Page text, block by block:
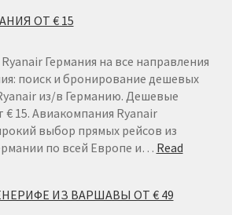
ОТ € 15
Германия на все направления
поиск и бронирование дешевых
из/в Германию. Дешевые
15. Авиакомпания Ryanair
выбор прямых рейсов из
по всей Европе и… Read
ИЗ ВАРШАВЫ ОТ € 49